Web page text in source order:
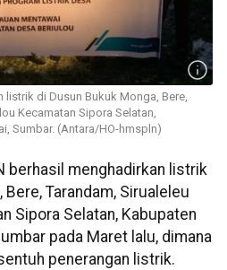
listrik di Dusun Bukuk Monga, Bere,
Kecamatan Sipora Selatan,
Sumbar. (Antara/HO-hmspln)
berhasil menghadirkan listrik
Tarandam, Sirualeleu
Sipora Selatan, Kabupaten
pada Maret lalu, dimana
penerangan listrik.